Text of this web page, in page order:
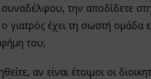
συναδέλφου, την αποδίδετε
έχει τη σωστή ομάδα
του;
αν είναι έτοιμοι οι